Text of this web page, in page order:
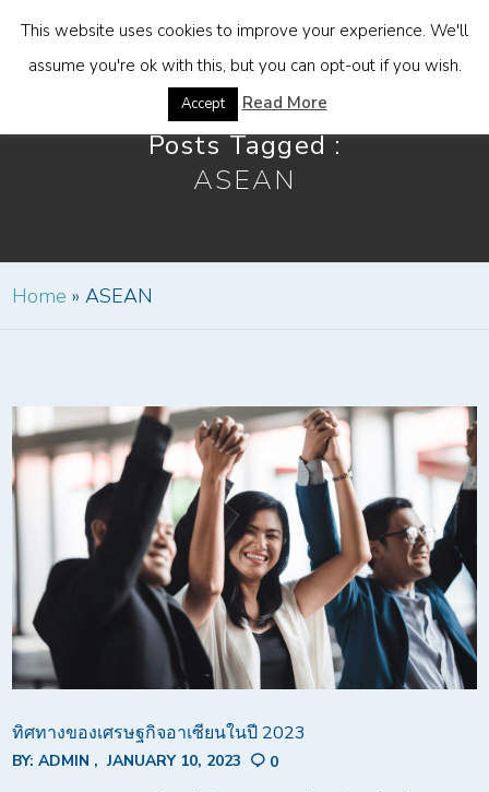
Posts Tagged :
ASEAN
Home »ASEAN
ทิศทางของเศรษฐกิจอาเซียนในปี 2023
BY:ADMIN JANUARY 10, 2023 0
This website uses cookies to improve your experience. We'll
assume you're ok with this, but you can opt-out if you wish.
Accept Read More